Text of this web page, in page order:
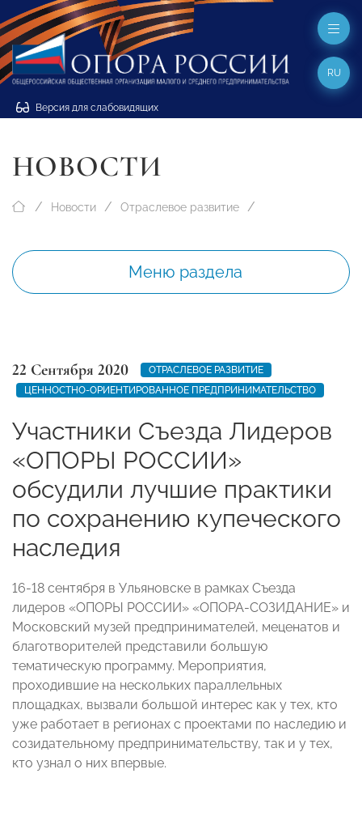
Версия для слабовидящих
RU
НОВОСТИ
Новости Отраслевое развитие
Меню раздела
22 Сентября 2020
ОТРАСЛЕВОЕ РАЗВИТИЕ
ЦЕННОСТНО-ОРИЕНТИРОВАННОЕ ПРЕДПРИНИМАТЕЛЬСТВО
Участники Съезда Лидеров
«ОПОРЫ РОССИИ»
обсудили лучшие практики
по сохранению купеческого
наследия
16-18 сентября в Ульяновске в рамках Съезда
лидеров «ОПОРЫ РОССИИ» «ОПОРА-СОЗИДАНИЕ» и
Московский музей предпринимателей, меценатов и
благотворителей представили большую
тематическую программу. Мероприятия,
проходившие на нескольких параллельных
площадках, вызвали большой интерес как у тех, кто
уже работает в регионах с проектами по наследию и
созидательному предпринимательству, так и у тех,
кто узнал о них впервые.